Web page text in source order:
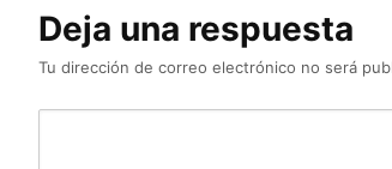
Deja una respuesta
Tu dirección de correo electrónico no será